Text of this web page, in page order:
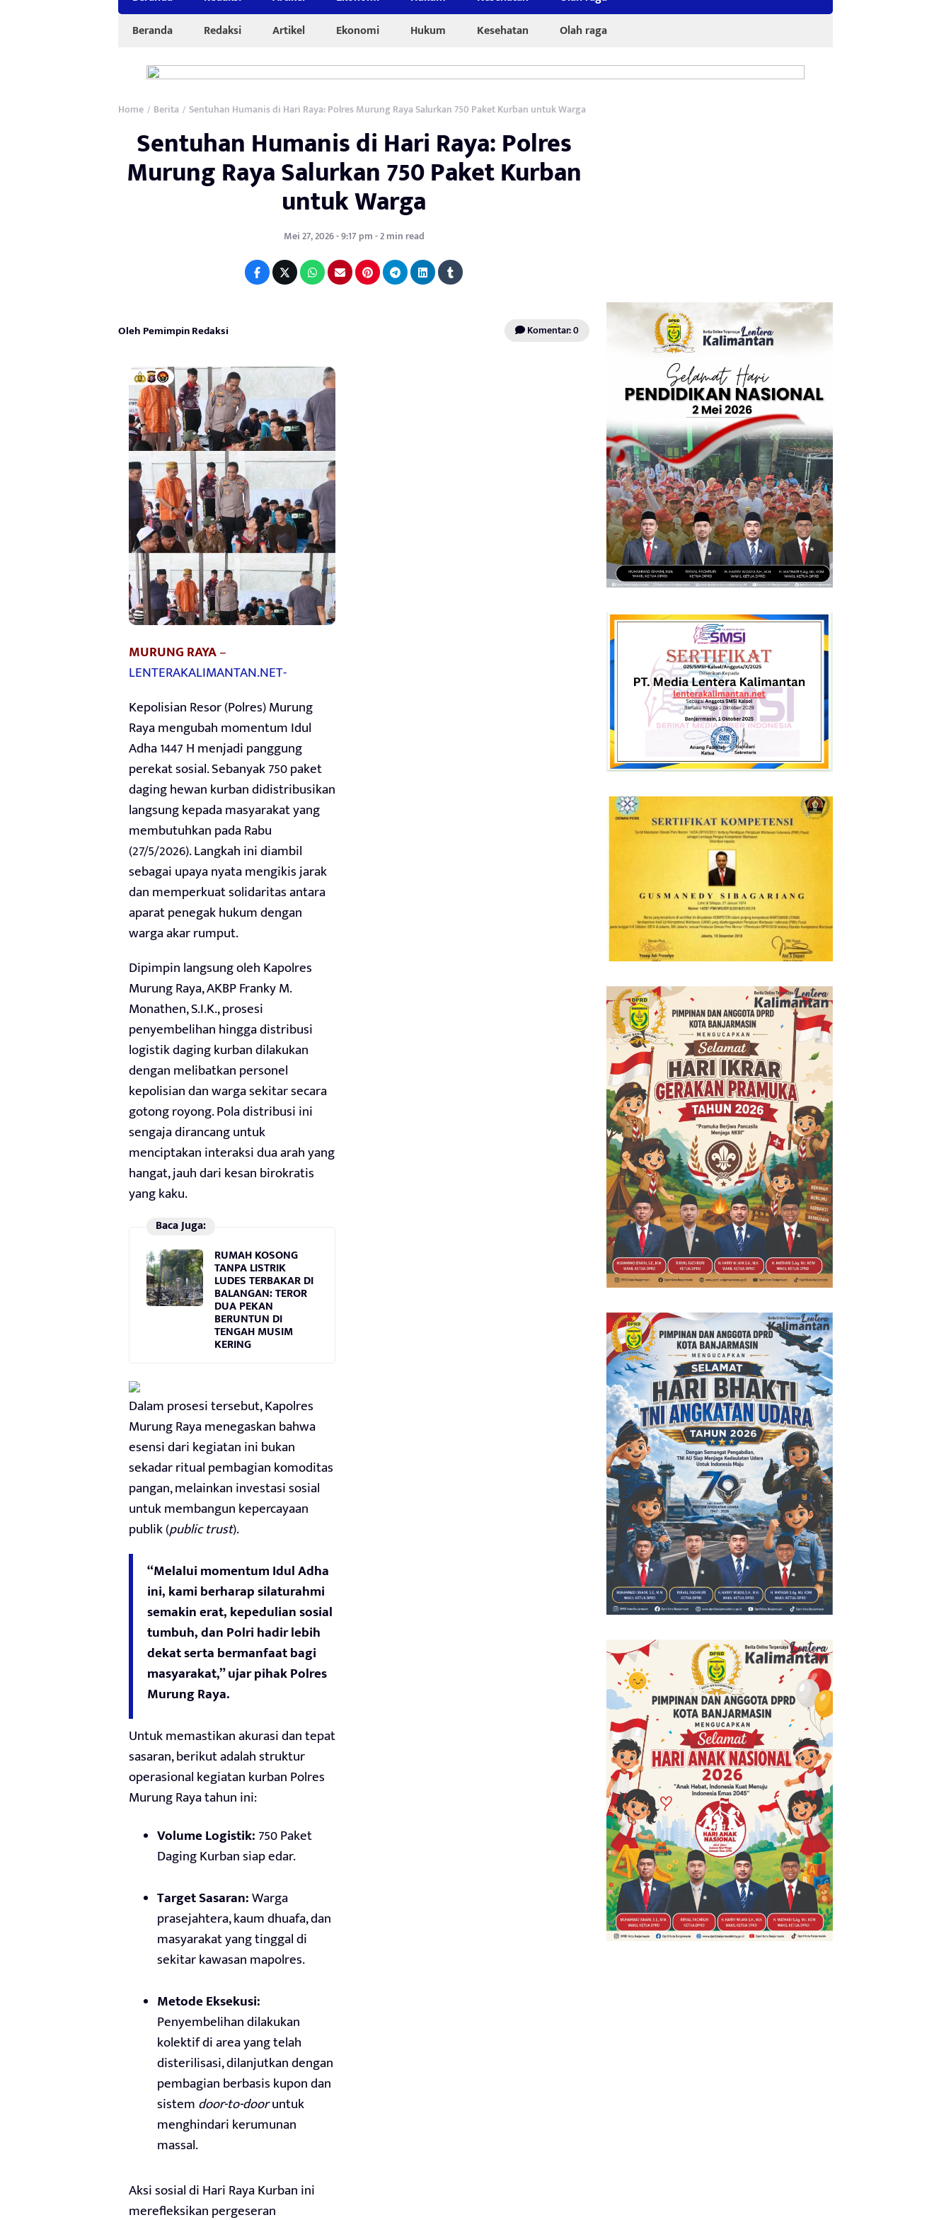
Beranda
Redaksi Artikel Ekonomi Hukum Kesehatan Olah raga
Home / Berita / Sentuhan Humanis di Hari Raya: Polres Murung Raya Salurkan 750 Paket Kurban untuk Warga
Sentuhan Humanis di Hari Raya: Polres
Murung Raya Salurkan 750 Paket Kurban
untuk Warga
Mei 27, 2026 - 9:17 pm - 2 min read
Oleh Pemimpin Redaksi Komentar: 0
MURUNG RAYA–
LENTERAKALIMANTAN.NET-
Kepolisian Resor (Polres) Murung
Raya mengubah momentum Idul
Adha 1447 H menjadi panggung
perekat sosial. Sebanyak 750 paket
daging hewan kurban didistribusikan
langsung kepada masyarakat yang
membutuhkan pada Rabu
(27/5/2026). Langkah ini diambil
sebagai upaya nyata mengikis jarak
dan memperkuat solidaritas antara
aparat penegak hukum dengan
warga akar rumput.
Dipimpin langsung oleh Kapolres
Murung Raya, AKBP Franky M.
Monathen, S.I.K., prosesi
penyembelihan hingga distribusi
logistik daging kurban dilakukan
dengan melibatkan personel
kepolisian dan warga sekitar secara
gotong royong. Pola distribusi ini
sengaja dirancang untuk
menciptakan interaksi dua arah yang
hangat, jauh dari kesan birokratis
yang kaku.
Baca Juga:
RUMAH KOSONG
TANPA LISTRIK
LUDES TERBAKAR DI
BALANGAN: TEROR
DUA PEKAN
BERUNTUN DI
TENGAH MUSIM
KERING
Dalam prosesi tersebut, Kapolres
Murung Raya menegaskan bahwa
esensi dari kegiatan ini bukan
sekadar ritual pembagian komoditas
pangan, melainkan investasi sosial
untuk membangun kepercayaan
publik (public trust).
“Melalui momentum Idul Adha
ini, kami berharap silaturahmi
semakin erat, kepedulian sosial
tumbuh, dan Polri hadir lebih
dekat serta bermanfaat bagi
masyarakat,” ujar pihak Polres
Murung Raya.
Untuk memastikan akurasi dan tepat
sasaran, berikut adalah struktur
operasional kegiatan kurban Polres
Murung Raya tahun ini:
Volume Logistik:750 Paket
Daging Kurban siap edar.
Target Sasaran:Warga
prasejahtera, kaum dhuafa, dan
masyarakat yang tinggal di
sekitar kawasan mapolres.
Metode Eksekusi:
Penyembelihan dilakukan
kolektif di area yang telah
disterilisasi, dilanjutkan dengan
pembagian berbasis kupon dan
sistemdoor-to-dooruntuk
menghindari kerumunan
massal.
Aksi sosial di Hari Raya Kurban ini
merefleksikan pergeseran